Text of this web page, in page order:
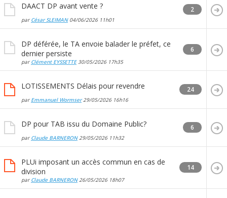
DAACT DP avant vente ?
par César SLEIMAN04/06/2026 11h01
2
DP déférée, le TA envoie balader le préfet, ce
dernier persiste
par Clément EYSSETTE30/05/2026 17h35
6
LOTISSEMENTS Délais pour revendre
par Emmanuel Wormser29/05/2026 16h16
24
DP pour TAB issu du Domaine Public?
par Claude BARNERON29/05/2026 11h32
6
PLUi imposant un accès commun en cas de
division
par Claude BARNERON26/05/2026 18h07
14